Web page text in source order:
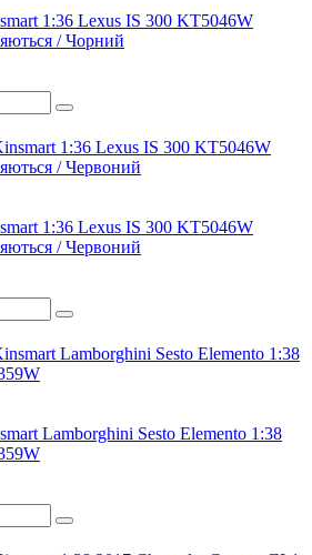
1:36 Lexus IS 300 KT5046W
/ Чорний
1:36 Lexus IS 300 KT5046W
/ Червоний
Lamborghini Sesto Elemento 1:38